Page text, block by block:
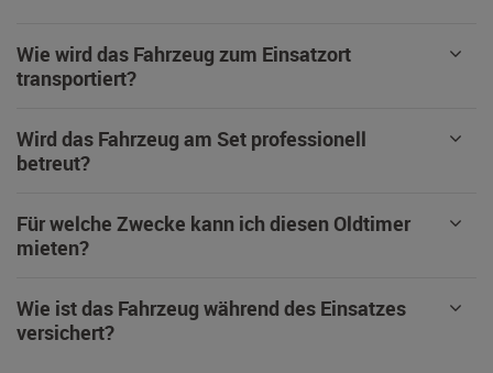
Wie wird das Fahrzeug zum Einsatzort
transportiert?
Wird das Fahrzeug am Set professionell
betreut?
Für welche Zwecke kann ich diesen Oldtimer
mieten?
Wie ist das Fahrzeug während des Einsatzes
versichert?